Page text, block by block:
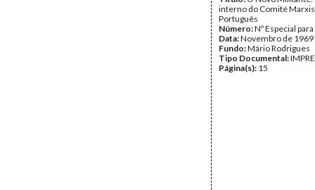
interno do Comité
Português
Número:Nº Especial
Data:Novembro de 1969
Fundo:Mário Rodrigues
Tipo Documental:
Página(s): 15